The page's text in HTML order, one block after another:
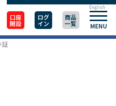
口座
開設
ログ
イン
商品
一覧 MENU
English
証